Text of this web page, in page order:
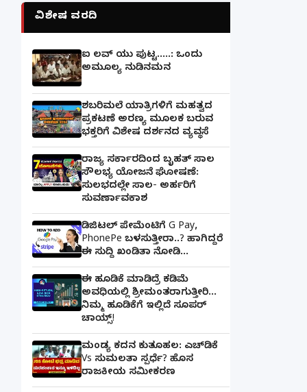
ವಿಶೇಷ ವರದಿ
ಐ ಲವ್ ಯು ಪುಟ್ಟ.....: ಒಂದು
ಅಮೂಲ್ಯ ನುಡಿನಮನ
ಶಬರಿಮಲೆ ಯಾತ್ರಿಗಳಿಗೆ ಮಹತ್ವದ
ಪ್ರಕಟಣೆ ಅರಣ್ಯ ಮೂಲಕ ಬರುವ
ಭಕ್ತರಿಗೆ ವಿಶೇಷ ದರ್ಶನದ ವ್ಯವಸ್ಥೆ
ರಾಜ್ಯ ಸರ್ಕಾರದಿಂದ ಬೃಹತ್ ಸಾಲ
ಸೌಲಭ್ಯ ಯೋಜನೆ ಘೋಷಣೆ:
ಸುಲಭದಲ್ಲೇ ಸಾಲ- ಅರ್ಹರಿಗೆ
ಸುವರ್ಣಾವಕಾಶ
ಡಿಜಿಟಲ್ ಪೇಮೆಂಟಿಗೆ G Pay,
PhonePe ಬಳಸುತ್ತೀರಾ..? ಹಾಗಿದ್ದರೆ
ಈ ಸುದ್ದಿ ಖಂಡಿತಾ ನೋಡಿ...
ಈ ಹೂಡಿಕೆ ಮಾಡಿದ್ರೆ ಕಡಿಮೆ
ಅವಧಿಯಲ್ಲಿ ಶ್ರೀಮಂತರಾಗುತ್ತೀರಿ...
ನಿಮ್ಮ ಹೂಡಿಕೆಗೆ ಇಲ್ಲಿದೆ ಸೂಪರ್
ಚಾಯ್ಸ್‌!
ಮಂಡ್ಯ ಕದನ ಕುತೂಹಲ: ಎಚ್‌ಡಿಕೆ
Vs ಸುಮಲತಾ ಸ್ಪರ್ಧೆ? ಹೊಸ
ರಾಜಕೀಯ ಸಮೀಕರಣ